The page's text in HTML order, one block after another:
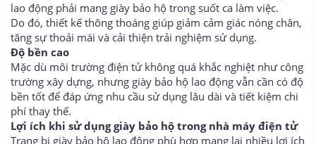
lao động phải mang giày bảo hộ trong suốt ca làm việc.
Do đó, thiết kế thông thoáng giúp giảm cảm giác nóng chân,
tăng sự thoải mái và cải thiện trải nghiệm sử dụng.
Độ bền cao
Mặc dù môi trường điện tử không quá khắc nghiệt như công
trường xây dựng, nhưng giày bảo hộ lao động vẫn cần có độ
bền tốt để đáp ứng nhu cầu sử dụng lâu dài và tiết kiệm chi
phí thay thế.
Lợi ích khi sử dụng giày bảo hộ trong nhà máy điện tử
Trang bị giày bảo hộ lao động phù hợp mang lại nhiều lợi ích